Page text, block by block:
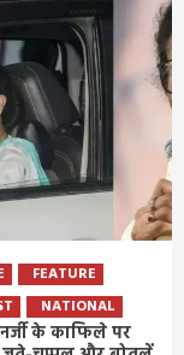
FEATURE
NATIONAL
के काफिले पर